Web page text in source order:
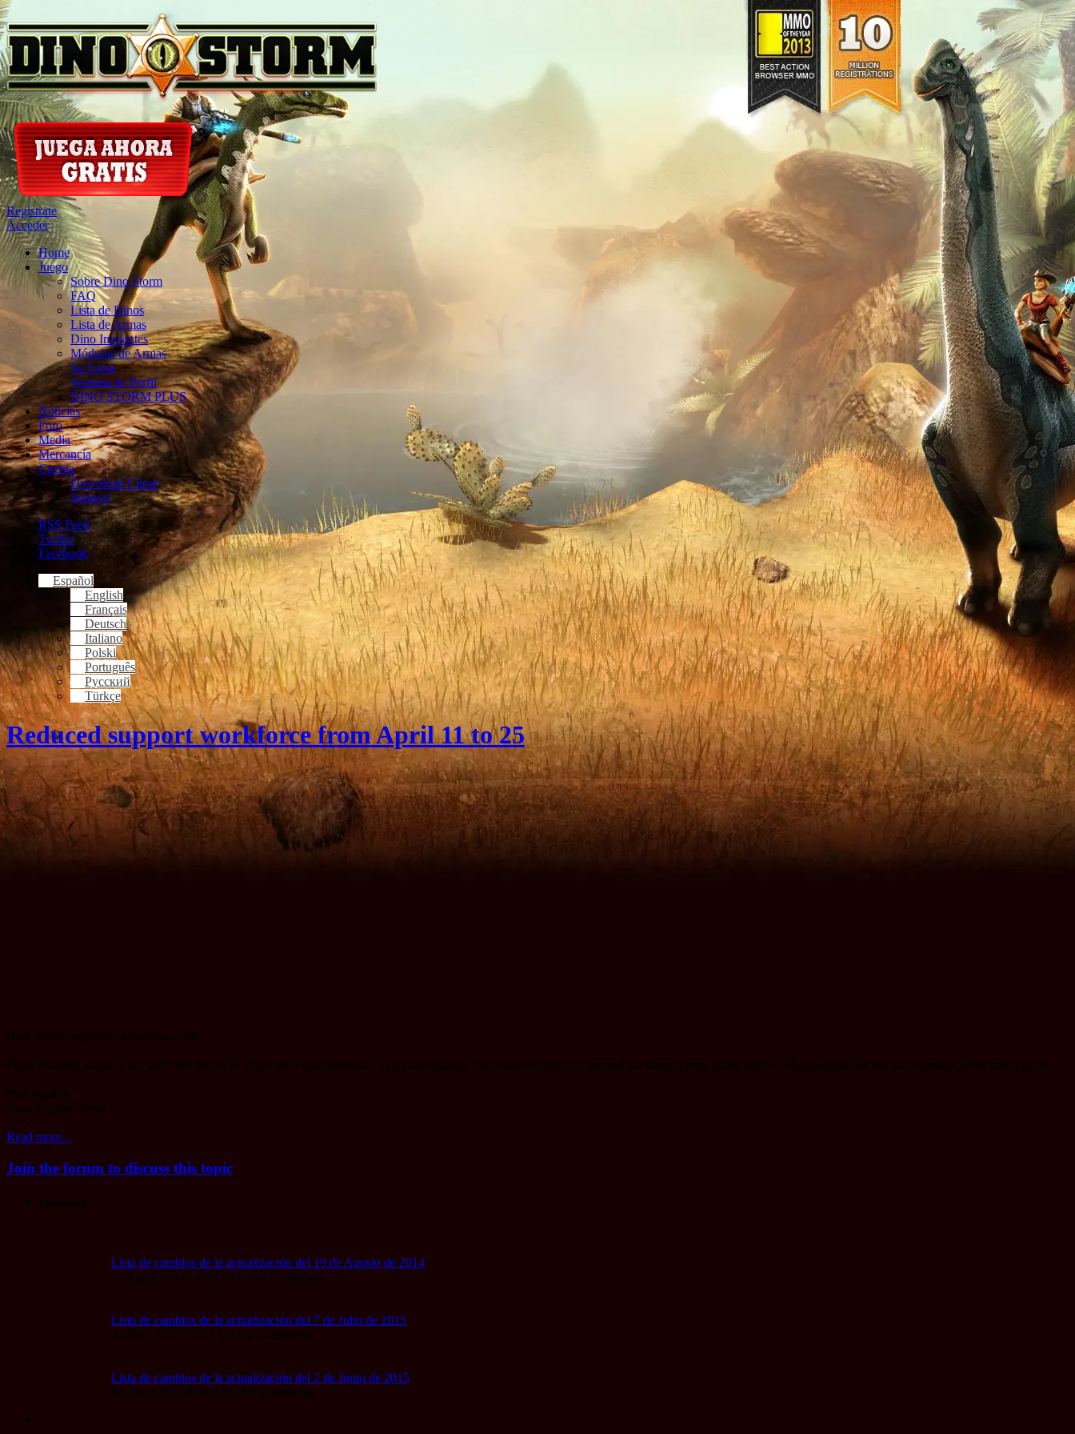
Registrate
Acceder
Home
Juego
Sobre Dino Storm
FAQ
Lista de Dinos
Lista de Armas
Dino Implantes
Módulos de Armas
Su Fama
Ventana de Perfil
DINO STORM PLUS
Noticias
Foro
Media
Mercancía
Cuenta
Download Client
Support
RSS Feed
Twitter
Facebook
Español
English
Français
Deutsch
Italiano
Polski
Português
Русский
Türkçe
Reduced support workforce from April 11 to 25
Read more...
Join the forum to discuss this topic
Lista de cambios de la actualización del 19 de Agosto de 2014
Lista de cambios de la actualización del 7 de Julio de 2015
Lista de cambios de la actualización del 2 de Junio de 2015